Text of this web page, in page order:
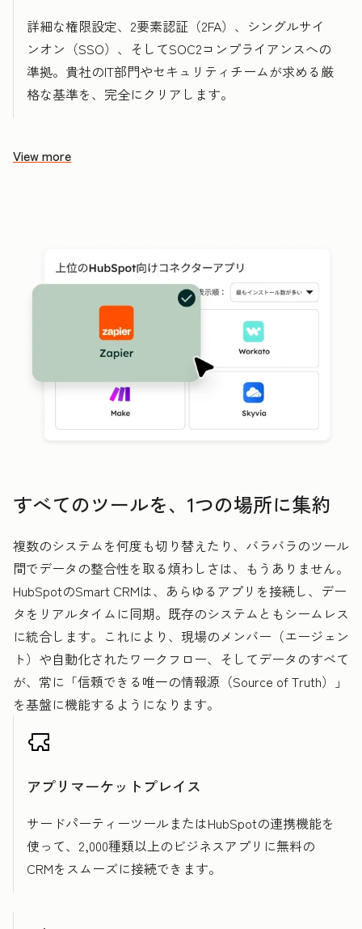
詳細な権限設定、2要素認証（2FA）、シングルサイ
ンオン（SSO）、そしてSOC2コンプライアンスへの
準拠。貴社のIT部門やセキュリティチームが求める厳
格な基準を、完全にクリアします。
View more
すべてのツールを、1つの場所に集約
複数のシステムを何度も切り替えたり、バラバラのツール
間でデータの整合性を取る煩わしさは、もうありません。
HubSpotのSmart CRMは、あらゆるアプリを接続し、デー
タをリアルタイムに同期。既存のシステムともシームレス
に統合します。これにより、現場のメンバー（エージェン
ト）や自動化されたワークフロー、そしてデータのすべて
が、常に「信頼できる唯一の情報源（Source of Truth）」
を基盤に機能するようになります。
アプリマーケットプレイス
サードパーティーツールまたはHubSpotの連携機能を
使って、2,000種類以上のビジネスアプリに無料の
CRMをスムーズに接続できます。